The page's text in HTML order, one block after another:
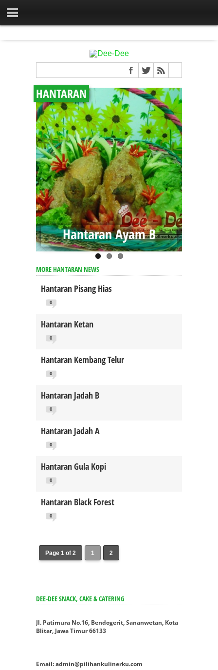
HANTARAN
Hantaran Ayam B
MORE HANTARAN NEWS
Hantaran Pisang Hias
0
Hantaran Ketan
0
Hantaran Kembang Telur
0
Hantaran Jadah B
0
Hantaran Jadah A
0
Hantaran Gula Kopi
0
Hantaran Black Forest
0
Page 1 of 2 1 2
DEE-DEE SNACK, CAKE & CATERING
Jl. Patimura No.16, Bendogerit, Sananwetan, Kota
Blitar, Jawa Timur 66133
Email: admin@pilihankulinerku.com